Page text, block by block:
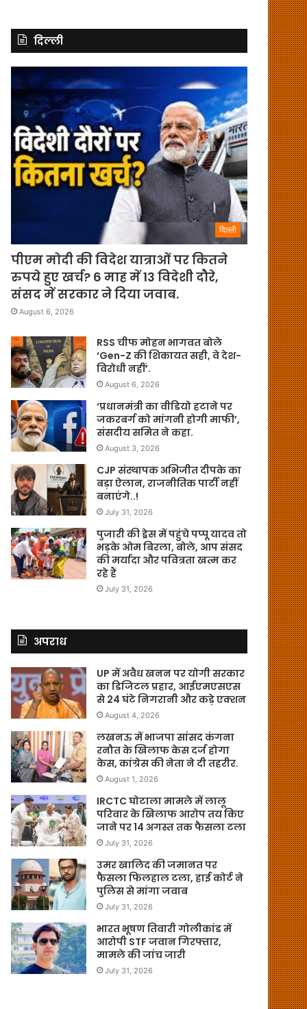
दिल्ली
दिल्ली
पीएम मोदी की विदेश यात्राओं पर कितने
रुपये हुए खर्च? 6 माह में 13 विदेशी दौरे,
संसद में सरकार ने दिया जवाब.
August 6, 2026
RSS चीफ मोहन भागवत बोले
‘Gen-Z की शिकायत सही, वे देश-
विरोधी नहीं’.
August 6, 2026
‘प्रधानमंत्री का वीडियो हटाने पर
जकरबर्ग को मांगनी होगी माफी’,
संसदीय समित ने कहा.
August 3, 2026
CJP संस्थापक अभिजीत दीपके का
बड़ा ऐलान, राजनीतिक पार्टी नहीं
बनाएंगे..!
July 31, 2026
पुजारी की ड्रेस में पहुंचे पप्पू यादव तो
भड़के ओम बिरला, बोले, आप संसद
की मर्यादा और पवित्रता खत्म कर
रहे हैं
July 31, 2026
अपराध
UP में अवैध खनन पर योगी सरकार
का डिजिटल प्रहार, आईएमएसएस
से 24 घंटे निगरानी और कड़े एक्शन
August 4, 2026
लखनऊ में भाजपा सांसद कंगना
रनौत के खिलाफ केस दर्ज होगा
केस, कांग्रेस की नेता ने दी तहरीर.
August 1, 2026
IRCTC घोटाला मामले में लालू
परिवार के खिलाफ आरोप तय किए
जाने पर 14 अगस्त तक फैसला टला
July 31, 2026
उमर खालिद की जमानत पर
फैसला फिलहाल टला, हाई कोर्ट ने
पुलिस से मांगा जवाब
July 31, 2026
भारत भूषण तिवारी गोलीकांड में
आरोपी STF जवान गिरफ्तार,
मामले की जांच जारी
July 31, 2026